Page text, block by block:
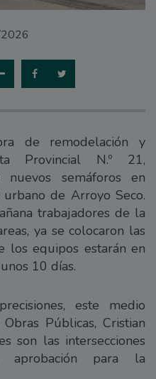
de remodelación y
Provincial N.º 21,
nuevos semáforos en
de Arroyo Seco.
trabajadores de la
ya se colocaron las
los equipos estarán en
10 días.
este medio
Públicas, Cristian
son las intersecciones
para la